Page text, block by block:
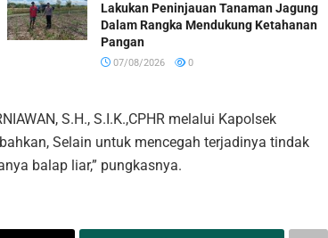
Lakukan Peninjauan Tanaman Jagung
Dalam Rangka Mendukung Ketahanan
Pangan
07/08/2026 0
S.H., S.I.K.,CPHR melalui Kapolsek
Selain untuk mencegah terjadinya tindak
balap liar,” pungkasnya.